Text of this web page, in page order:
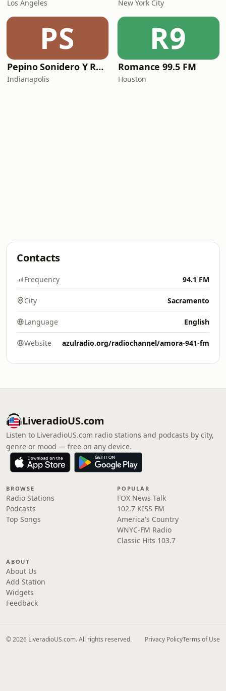
Los Angeles New York City
PS
Pepino Sonidero Y Romantico Radio
Indianapolis
R9
Romance 99.5 FM
Houston
Contacts
Frequency 94.1 FM
City Sacramento
Language English
Website azulradio.org/radiochannel/amora-941-fm
LiveradioUS.com
Listen to LiveradioUS.com radio stations and podcasts by city,
genre or mood — free on any device.
BROWSE
Radio Stations
Podcasts
Top Songs
POPULAR
FOX News Talk
102.7 KISS FM
America's Country
WNYC-FM Radio
Classic Hits 103.7
ABOUT
About Us
Add Station
Widgets
Feedback
© 2026 LiveradioUS.com. All rights reserved. Privacy PolicyTerms of Use